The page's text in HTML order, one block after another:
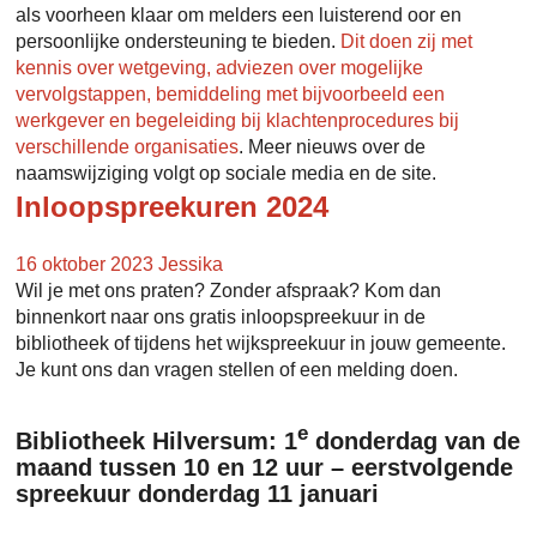
als voorheen klaar om melders een luisterend oor en
persoonlijke ondersteuning te bieden. Dit doen zij met
kennis over wetgeving, adviezen over mogelijke
vervolgstappen, bemiddeling met bijvoorbeeld een
werkgever en begeleiding bij klachtenprocedures bij
verschillende organisaties. Meer nieuws over de
naamswijziging volgt op sociale media en de site.
Inloopspreekuren 2024
16 oktober 2023 Jessika
Wil je met ons praten? Zonder afspraak? Kom dan
binnenkort naar ons gratis inloopspreekuur in de
bibliotheek of tijdens het wijkspreekuur in jouw gemeente.
Je kunt ons dan vragen stellen of een melding doen.
Bibliotheek Hilversum: 1edonderdag van de
maand tussen 10 en 12 uur – eerstvolgende
spreekuur donderdag 11 januari